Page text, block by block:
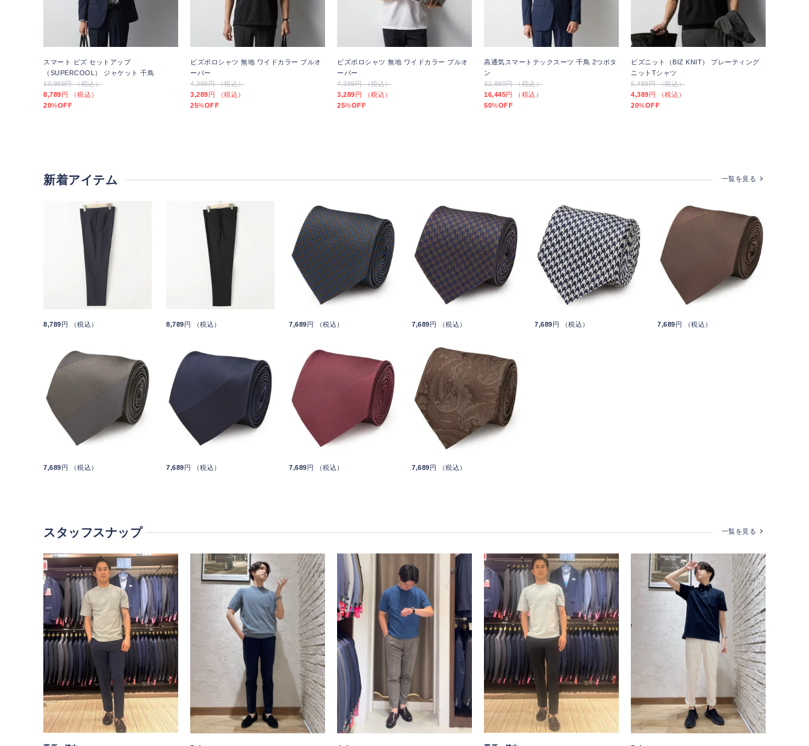
スマート ビズ セットアップ
（SUPERCOOL） ジャケット 千鳥
10,989円 （税込）
8,789円 （税込）
20%OFF
ビズポロシャツ 無地 ワイドカラー プルオ
ーバー
4,389円 （税込）
3,289円 （税込）
25%OFF
ビズポロシャツ 無地 ワイドカラー プルオ
ーバー
4,389円 （税込）
3,289円 （税込）
25%OFF
高通気スマートテックスーツ 千鳥 2つボタ
ン
32,890円 （税込）
16,445円 （税込）
50%OFF
ビズニット（BIZ KNIT） プレーティング
ニットTシャツ
5,489円 （税込）
4,389円 （税込）
20%OFF
新着アイテム 一覧を見る
8,789円 （税込） 8,789円 （税込） 7,689円 （税込） 7,689円 （税込） 7,689円 （税込） 7,689円 （税込）
7,689円 （税込） 7,689円 （税込） 7,689円 （税込） 7,689円 （税込）
スタッフスナップ 一覧を見る